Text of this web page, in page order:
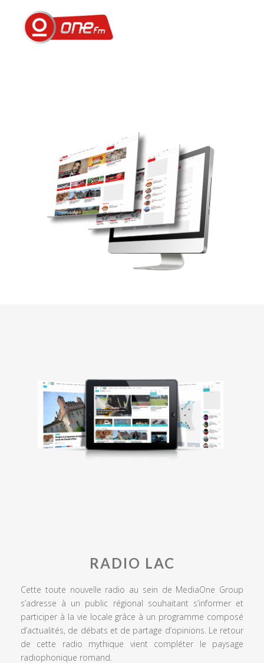
RADIO LAC
Cette toute nouvelle radio au sein de MediaOne Group
s’adresse à un public régional souhaitant s’informer et
participer à la vie locale grâce à un programme composé
d’actualités, de débats et de partage d’opinions. Le retour
de cette radio mythique vient compléter le paysage
radiophonique romand.